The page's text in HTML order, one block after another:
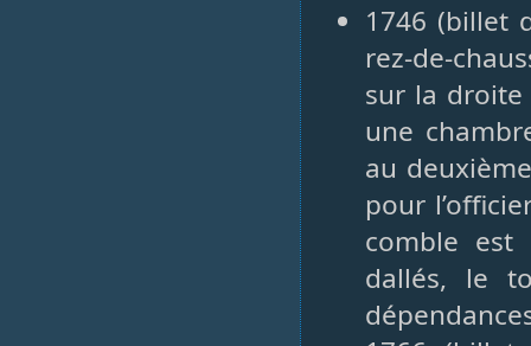
1746 (billet
rez-de-
sur la
une
au
pour
comble est
dallés, le